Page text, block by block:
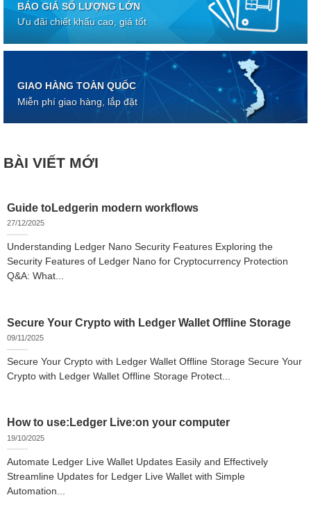
BÁO GIÁ SỐ LƯỢNG LỚN
Ưu đãi chiết khấu cao, giá tốt
GIAO HÀNG TOÀN QUỐC
Miễn phí giao hàng, lắp đặt
BÀI VIẾT MỚI
Guide toLedgerin modern workflows
27/12/2025
Understanding Ledger Nano Security Features Exploring the
Security Features of Ledger Nano for Cryptocurrency Protection
Q&A: What...
Secure Your Crypto with Ledger Wallet Offline Storage
09/11/2025
Secure Your Crypto with Ledger Wallet Offline Storage Secure Your
Crypto with Ledger Wallet Offline Storage Protect...
How to use:Ledger Live:on your computer
19/10/2025
Automate Ledger Live Wallet Updates Easily and Effectively
Streamline Updates for Ledger Live Wallet with Simple
Automation...